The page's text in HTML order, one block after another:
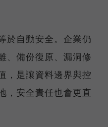
於自動安全。企業仍
、備份復原、漏洞修
，是讓資料邊界與控
，安全責任也會更直